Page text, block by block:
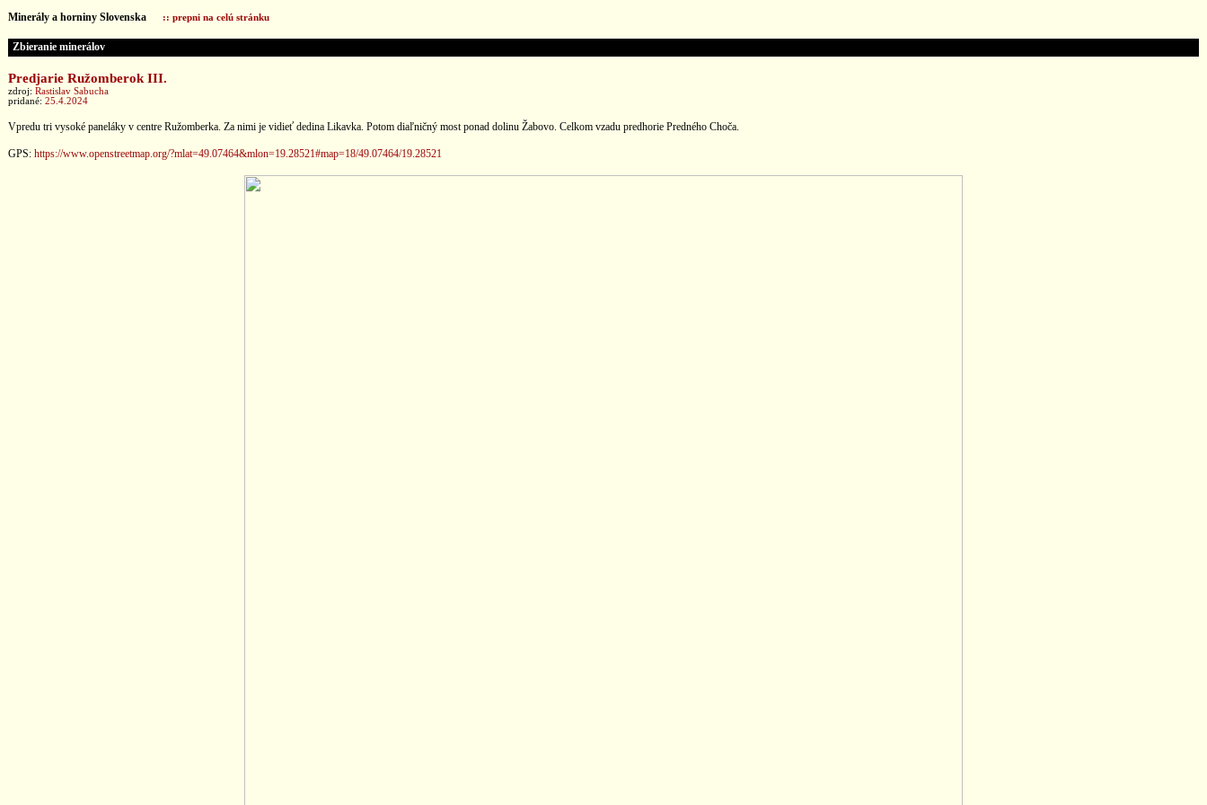
Minerály a horniny Slovenska :: prepni na celú stránku
Zbieranie minerálov
Predjarie Ružomberok III.
zdroj: Rastislav Sabucha
pridané: 25.4.2024
Vpredu tri vysoké paneláky v centre Ružomberka. Za nimi je vidieť dedina Likavka. Potom diaľničný most ponad dolinu Žabovo. Celkom vzadu predhorie Predného Choča.
GPS: https://www.openstreetmap.org/?mlat=49.07464&mlon=19.28521#map=18/49.07464/19.28521